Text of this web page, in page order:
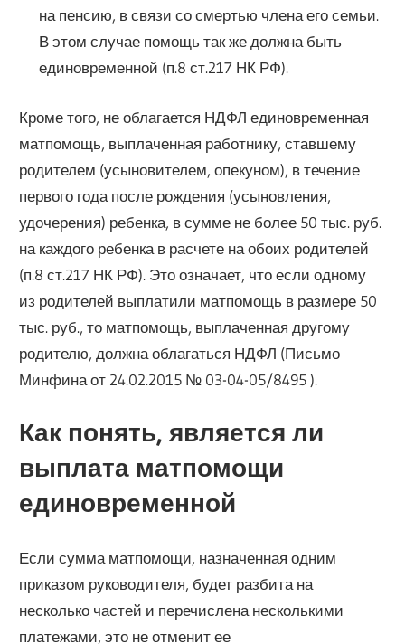
на пенсию, в связи со смертью члена его семьи.
В этом случае помощь так же должна быть
единовременной (п.8 ст.217 НК РФ).
Кроме того, не облагается НДФЛ единовременная
матпомощь, выплаченная работнику, ставшему
родителем (усыновителем, опекуном), в течение
первого года после рождения (усыновления,
удочерения) ребенка, в сумме не более 50 тыс. руб.
на каждого ребенка в расчете на обоих родителей
(п.8 ст.217 НК РФ). Это означает, что если одному
из родителей выплатили матпомощь в размере 50
тыс. руб., то матпомощь, выплаченная другому
родителю, должна облагаться НДФЛ (Письмо
Минфина от 24.02.2015 № 03-04-05/8495 ).
Как понять, является ли
выплата матпомощи
единовременной
Если сумма матпомощи, назначенная одним
приказом руководителя, будет разбита на
несколько частей и перечислена несколькими
платежами, это не отменит ее